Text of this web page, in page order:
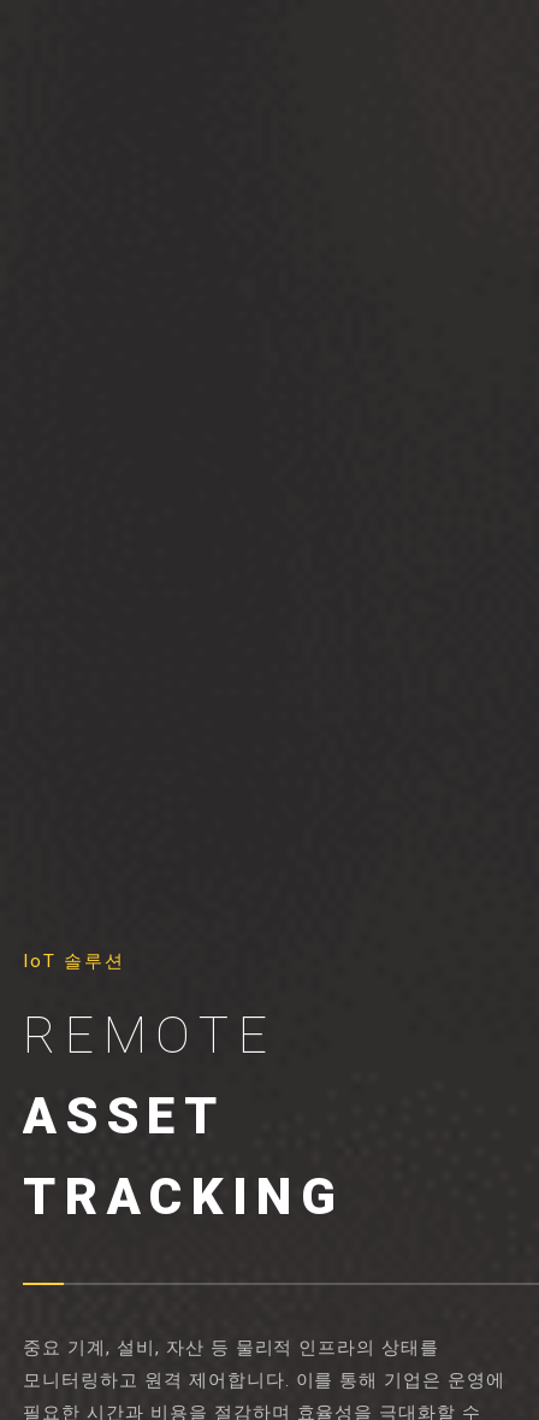
IoT 솔루션
REMOTE
ASSET
TRACKING
중요 기계, 설비, 자산 등 물리적 인프라의 상태를
모니터링하고 원격 제어합니다. 이를 통해 기업은 운영에
필요한 시간과 비용을 절감하며 효율성을 극대화할 수